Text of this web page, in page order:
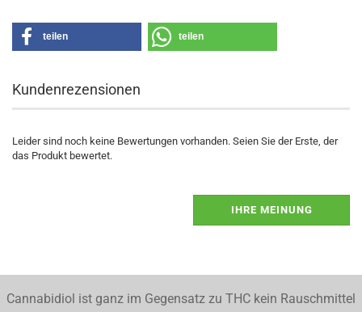
teilen teilen
Kundenrezensionen
Leider sind noch keine Bewertungen vorhanden. Seien Sie der Erste, der
das Produkt bewertet.
IHRE MEINUNG
Cannabidiol ist ganz im Gegensatz zu THC kein Rauschmittel